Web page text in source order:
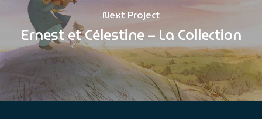
Next Project
Ernest et Célestine – La Collection